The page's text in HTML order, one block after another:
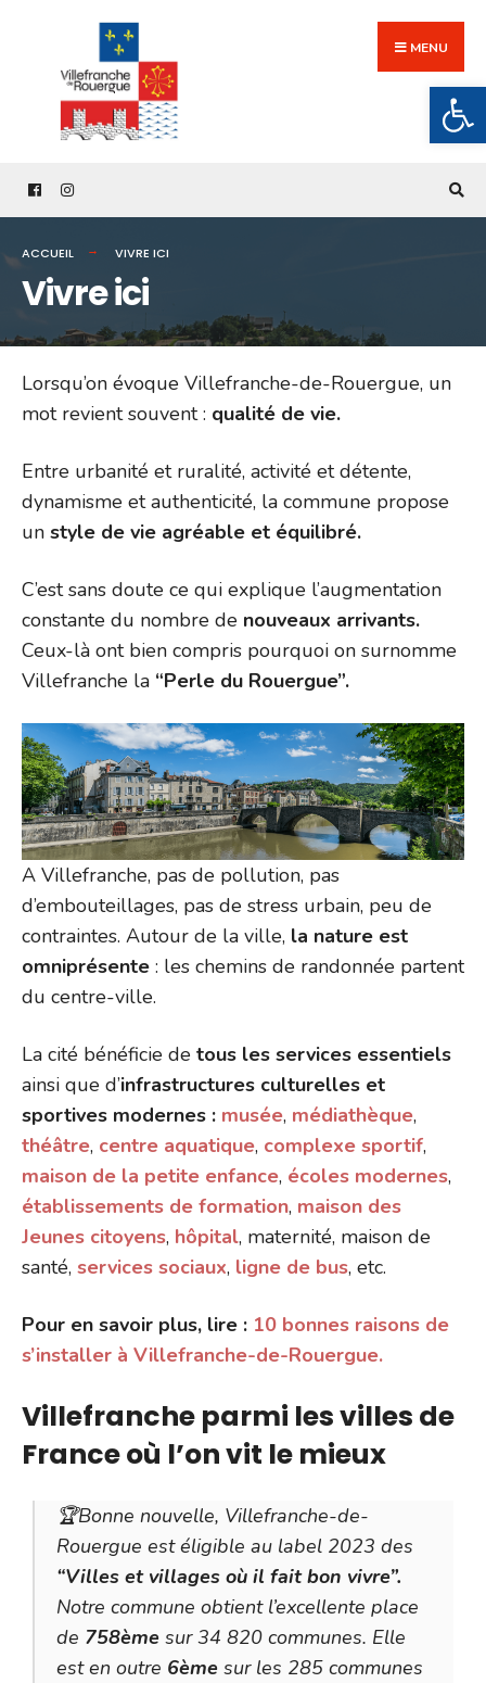
content
MENU
ACCUEIL VIVRE ICI
Vivre ici
Lorsqu’on évoque Villefranche-de-Rouergue, un
mot revient souvent : qualité de vie.
Entre urbanité et ruralité, activité et détente,
dynamisme et authenticité, la commune propose
un style de vie agréable et équilibré.
C’est sans doute ce qui explique l’augmentation
constante du nombre de nouveaux arrivants.
Ceux-là ont bien compris pourquoi on surnomme
Villefranche la “Perle du Rouergue”.
A Villefranche, pas de pollution, pas
d’embouteillages, pas de stress urbain, peu de
contraintes. Autour de la ville, la nature est
omniprésente : les chemins de randonnée partent
du centre-ville.
La cité bénéficie de tous les services essentiels
ainsi que d’infrastructures culturelles et
sportives modernes : musée, médiathèque,
théâtre, centre aquatique, complexe sportif,
maison de la petite enfance, écoles modernes,
établissements de formation, maison des
Jeunes citoyens, hôpital, maternité, maison de
santé, services sociaux, ligne de bus, etc.
Pour en savoir plus, lire : 10 bonnes raisons de
s’installer à Villefranche-de-Rouergue.
Villefranche parmi les villes de
France où l’on vit le mieux
🏆Bonne nouvelle, Villefranche-de-
Rouergue est éligible au label 2023 des
“Villes et villages où il fait bon vivre”.
Notre commune obtient l’excellente place
de 758ème sur 34 820 communes. Elle
est en outre 6ème sur les 285 communes